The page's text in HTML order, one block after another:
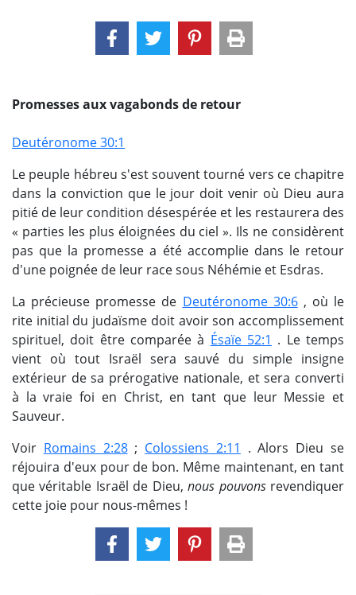
Promesses aux vagabonds de retour
Deutéronome 30:1
Le peuple hébreu s'est souvent tourné vers ce chapitre
dans la conviction que le jour doit venir où Dieu aura
pitié de leur condition désespérée et les restaurera des
« parties les plus éloignées du ciel ». Ils ne considèrent
pas que la promesse a été accomplie dans le retour
d'une poignée de leur race sous Néhémie et Esdras.
La précieuse promesse de Deutéronome 30:6, où le
rite initial du judaïsme doit avoir son accomplissement
spirituel, doit être comparée à Ésaïe 52:1 . Le temps
vient où tout Israël sera sauvé du simple insigne
extérieur de sa prérogative nationale, et sera converti
à la vraie foi en Christ, en tant que leur Messie et
Sauveur.
Voir Romains 2:28; Colossiens 2:11 . Alors Dieu se
réjouira d'eux pour de bon. Même maintenant, en tant
que véritable Israël de Dieu,nous pouvonsrevendiquer
cette joie pour nous-mêmes !